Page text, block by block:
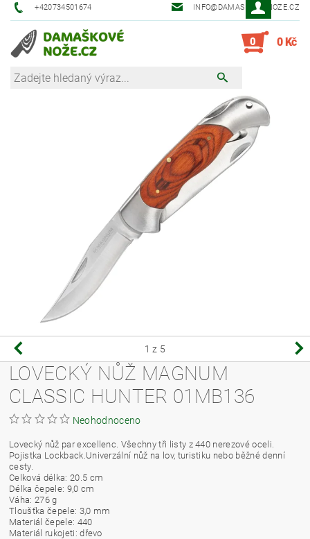
+420734501674 INFO@DAMASKOVE-NOZE.CZ
0 0 Kč
1 z 5
LOVECKÝ NŮŽ MAGNUM
CLASSIC HUNTER 01MB136
Neohodnoceno
Lovecký nůž par excellenc. Všechny tři listy z 440 nerezové oceli.
Pojistka Lockback.Univerzální nůž na lov, turistiku nebo běžné denní
cesty.
Celková délka: 20.5 cm
Délka čepele: 9,0 cm
Váha: 276 g
Tloušťka čepele: 3,0 mm
Materiál čepele: 440
Materiál rukojeti: dřevo